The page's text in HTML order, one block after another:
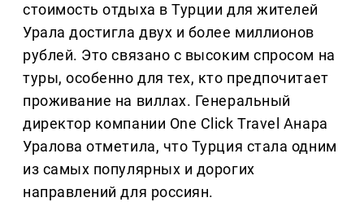
стоимость отдыха в Турции для жителей
Урала достигла двух и более миллионов
рублей. Это связано с высоким спросом на
туры, особенно для тех, кто предпочитает
проживание на виллах. Генеральный
директор компании One Click Travel Анара
Уралова отметила, что Турция стала одним
из самых популярных и дорогих
направлений для россиян.